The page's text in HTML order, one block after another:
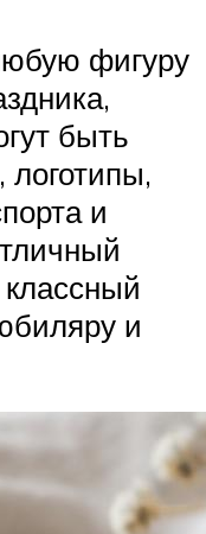
фигуру
быть
и
и